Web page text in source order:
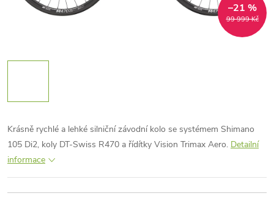
99 999 Kč
–21 %
Krásně rychlé a lehké silniční závodní kolo se systémem Shimano
105 Di2, koly DT-Swiss R470 a řídítky Vision Trimax Aero. Detailní
informace